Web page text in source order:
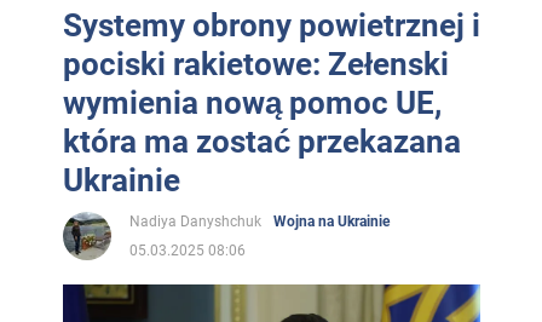
Systemy obrony powietrznej i
pociski rakietowe: Zełenski
wymienia nową pomoc UE,
która ma zostać przekazana
Ukrainie
Nadiya Danyshchuk
Wojna na Ukrainie
05.03.2025 08:06